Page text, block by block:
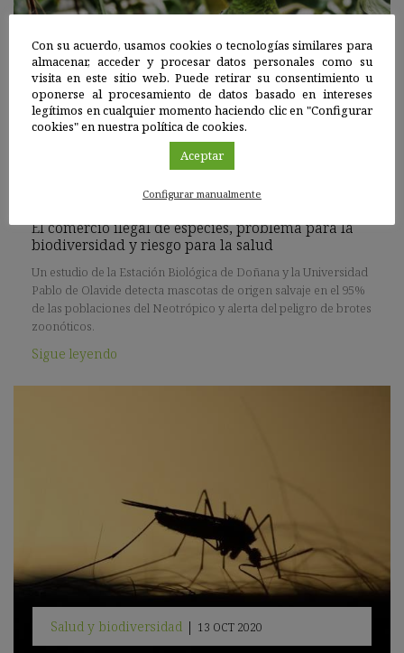
El comercio ilegal de especies, problema para la
biodiversidad y riesgo para la salud
Un estudio de la Estación Biológica de Doñana y la Universidad
Pablo de Olavide detecta mascotas de origen salvaje en el 95%
de las poblaciones del Neotrópico y alerta del peligro de brotes
zoonóticos.
Sigue leyendo
Salud y biodiversidad| 13 OCT 2020
Con su acuerdo, usamos cookies o tecnologías similares para
almacenar, acceder y procesar datos personales como su
visita en este sitio web. Puede retirar su consentimiento u
oponerse al procesamiento de datos basado en intereses
legítimos en cualquier momento haciendo clic en "Configurar
cookies" en nuestra política de cookies.
Aceptar
Configurar manualmente